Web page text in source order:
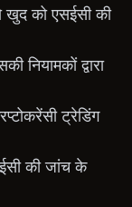
खुद को एसईसी की
नियामकों द्वारा
ट्रेडिंग
की जांच के